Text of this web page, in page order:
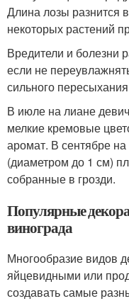
Длина лозы разнится
некоторых растений
Вредители и болезни
если не
сильного
В июле на лиане
мелкие кремовые
аромат. В сентябре
(диаметром до 1 см)
собранные в грозди.
Популярные
винограда
Многообразие видов
яйцевидными или
создавать самые